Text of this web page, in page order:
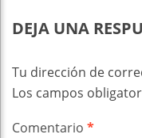
DEJA UNA
Tu dirección de
Los campos
Comentario *